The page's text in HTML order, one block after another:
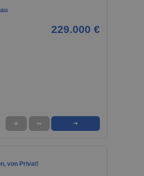
229.000 €
★ ➦ ➜
von Privat!